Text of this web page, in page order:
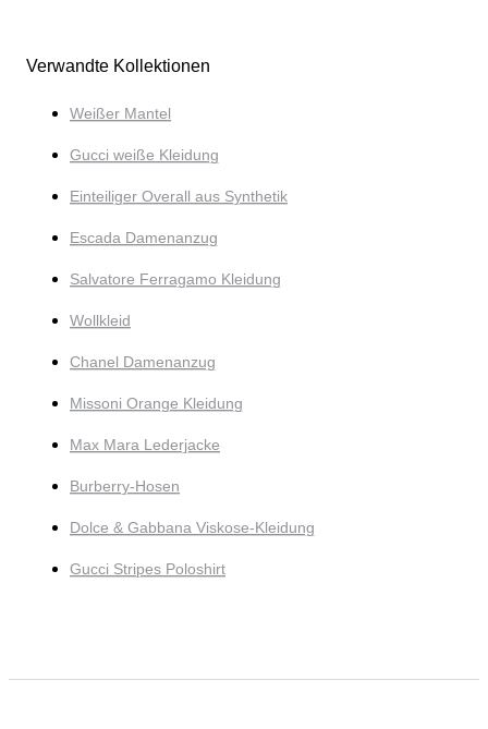
Verwandte Kollektionen
Weißer Mantel
Gucci weiße Kleidung
Einteiliger Overall aus Synthetik
Escada Damenanzug
Salvatore Ferragamo Kleidung
Wollkleid
Chanel Damenanzug
Missoni Orange Kleidung
Max Mara Lederjacke
Burberry-Hosen
Dolce & Gabbana Viskose-Kleidung
Gucci Stripes Poloshirt